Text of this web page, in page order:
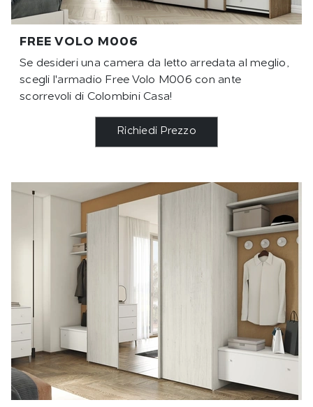
FREE VOLO M006
Se desideri una camera da letto arredata al meglio,
scegli l'armadio Free Volo M006 con ante
scorrevoli di Colombini Casa!
Richiedi Prezzo